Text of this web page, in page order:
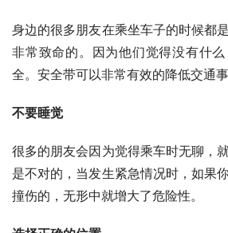
身边的很多朋友在乘坐车子的时候都
非常致命的。因为他们觉得没有什
全。安全带可以非常有效的降低交通事
不要睡觉
很多的朋友会因为觉得乘车时无聊，
是不对的，当发生紧急情况时，如果
撞伤的，无形中就增大了危险性。